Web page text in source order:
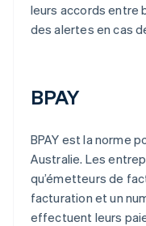
leurs accords entre
des alertes en cas
BPAY
BPAY est la norme
Australie. Les
qu’émetteurs de
facturation et un
effectuent leurs